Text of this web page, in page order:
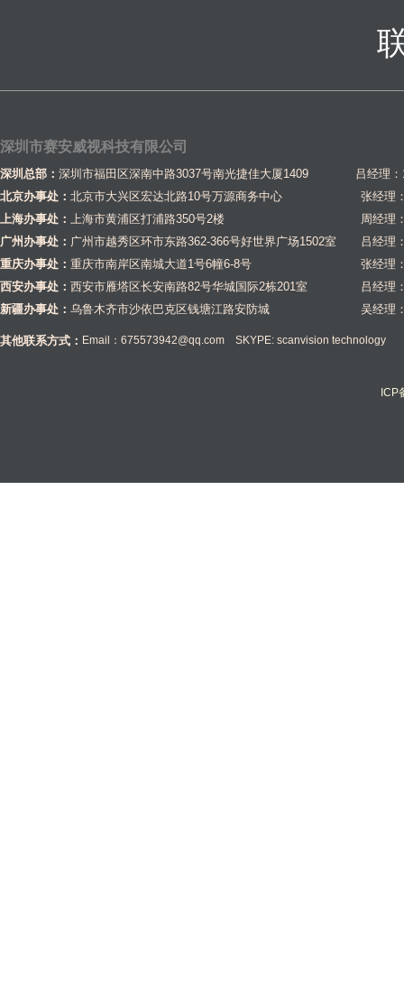
深圳市赛安威视科技有限公司
深圳总部： 深圳市福田区深南中路3037号南光捷佳大厦1409 吕经理：
北京办事处： 北京市大兴区宏达北路10号万源商务中心
张经理
上海办事处： 上海市黄浦区打浦路350号2楼
周经理
广州办事处： 广州市越秀区环市东路362-366号好世界广场1502室
吕经理
重庆办事处： 重庆市南岸区南城大道1号6幢6-8号
张经理
西安办事处： 西安市雁塔区长安南路82号华城国际2栋201室
吕经理
新疆办事处： 乌鲁木齐市沙依巴克区钱塘江路安防城 吴经理
其他联系方式： Email：675573942@qq.com SKYPE: scanvision technology
ICP